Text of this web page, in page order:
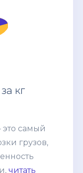
кг
это самый
грузов,
читать
6-8